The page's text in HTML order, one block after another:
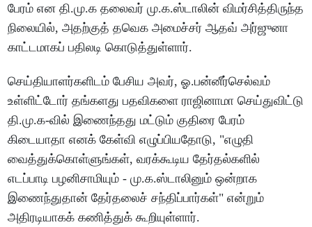
பேரம் என தி.மு.க தலைவர் மு.க.ஸ்டாலின் விமர்சித்திருந்த
நிலையில், அதற்குத் தவெக அமைச்சர் ஆதவ் அர்ஜுனா
காட்டமாகப் பதிலடி கொடுத்துள்ளார்.
செய்தியாளர்களிடம் பேசிய அவர், ஓ.பன்னீர்செல்வம்
உள்ளிட்டோர் தங்களது பதவிகளை ராஜினாமா செய்துவிட்டு
தி.மு.க-வில் இணைந்தது மட்டும் குதிரை பேரம்
கிடையாதா எனக் கேள்வி எழுப்பியதோடு, "எழுதி
வைத்துக்கொள்ளுங்கள், வரக்கூடிய தேர்தல்களில்
எடப்பாடி பழனிசாமியும் - மு.க.ஸ்டாலினும் ஒன்றாக
இணைந்துதான் தேர்தலைச் சந்திப்பார்கள்" என்றும்
அதிரடியாகக் கணித்துக் கூறியுள்ளார்.